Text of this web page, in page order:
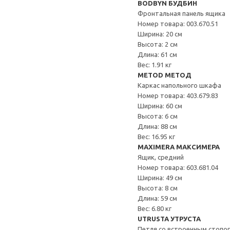
BODBYN БУДБИН
Фронтальная панель ящика
Номер товара: 003.670.51
Ширина: 20 см
Высота: 2 см
Длина: 61 см
Вес: 1.91 кг
METOD МЕТОД
Каркас напольного шкафа
Номер товара: 403.679.83
Ширина: 60 см
Высота: 6 см
Длина: 88 см
Вес: 16.95 кг
MAXIMERA МАКСИМЕРА
Ящик, средний
Номер товара: 603.681.04
Ширина: 49 см
Высота: 8 см
Длина: 59 см
Вес: 6.80 кг
UTRUSTA УТРУСТА